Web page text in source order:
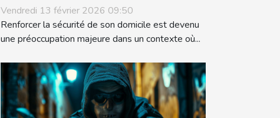
Vendredi 13 février 2026 09:50
Renforcer la sécurité de son domicile est devenu
une préoccupation majeure dans un contexte où...